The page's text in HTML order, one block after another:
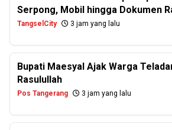
Serpong, Mobil hingga Dokumen
TangselCity 3 jam yang lalu
Bupati Maesyal Ajak Warga
Rasulullah
Pos Tangerang 3 jam yang lalu